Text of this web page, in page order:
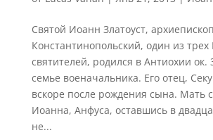
Святой Иоанн Златоуст, архиепископ
Константинопольский, один из трех
святителей, родился в Антиохии ок.
семье военачальника. Его отец,
вскоре после рождения сына. Мать
Иоанна, Анфуса, оставшись в
не...